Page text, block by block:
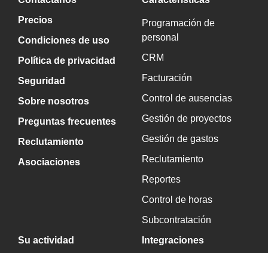
Precios
Condiciones de uso
Política de privacidad
Seguridad
Sobre nosotros
Preguntas frecuentes
Reclutamiento
Asociaciones
Programación de
personal
CRM
Facturación
Control de ausencias
Gestión de proyectos
Gestión de gastos
Reclutamiento
Reportes
Control de horas
Subcontratación
Su actividad
Integraciones